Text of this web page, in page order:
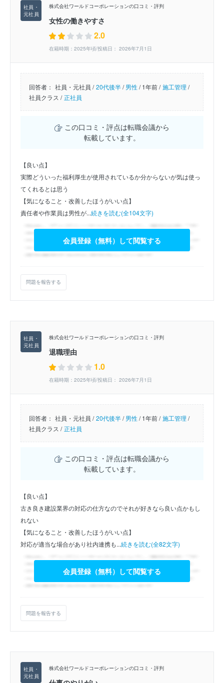
株式会社ワールドコーポレーションの口コミ・評判
女性の働きやすさ
2.0
在籍時期：2025年頃/投稿日： 2026年7月1日
回答者： 社員・元社員 / 20代後半/男性/1年前 / 施工管理 /
社員クラス / 正社員
この口コミ・評点は転職会議から
転載しています。
【良い点】
実際どういった福利厚生が使用されているか分からないが気は使っ
てくれるとは思う
【気になること・改善したほうがいい点】
責任者や作業員は男性が...続きを読む(全104文字)
会員登録（無料）して閲覧する
問題を報告する
株式会社ワールドコーポレーションの口コミ・評判
退職理由
1.0
在籍時期：2025年頃/投稿日： 2026年7月1日
回答者： 社員・元社員 / 20代後半/男性/1年前 / 施工管理 /
社員クラス / 正社員
この口コミ・評点は転職会議から
転載しています。
【良い点】
古き良き建設業界の対応の仕方なのでそれが好きなら良い点かもし
れない
【気になること・改善したほうがいい点】
対応が適当な場合があり社内連携も...続きを読む(全82文字)
会員登録（無料）して閲覧する
問題を報告する
株式会社ワールドコーポレーションの口コミ・評判